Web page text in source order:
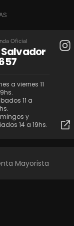
Oficial
Salvador
a viernes 11
11 a
y
14 a 19hs.
Mayorista